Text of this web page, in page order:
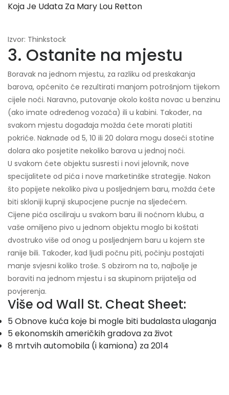
Koja Je Udata Za Mary Lou Retton
Izvor: Thinkstock
3. Ostanite na mjestu
Boravak na jednom mjestu, za razliku od preskakanja
barova, općenito će rezultirati manjom potrošnjom tijekom
cijele noći. Naravno, putovanje okolo košta novac u benzinu
(ako imate određenog vozača) ili u kabini. Također, na
svakom mjestu događaja možda ćete morati platiti
pokriće. Naknade od 5, 10 ili 20 dolara mogu doseći stotine
dolara ako posjetite nekoliko barova u jednoj noći.
U svakom ćete objektu susresti i novi jelovnik, nove
specijalitete od pića i nove marketinške strategije. Nakon
što popijete nekoliko piva u posljednjem baru, možda ćete
biti skloniji kupnji skupocjene pucnje na sljedećem.
Cijene pića osciliraju u svakom baru ili noćnom klubu, a
vaše omiljeno pivo u jednom objektu moglo bi koštati
dvostruko više od onog u posljednjem baru u kojem ste
ranije bili. Također, kad ljudi počnu piti, počinju postajati
manje svjesni koliko troše. S obzirom na to, najbolje je
boraviti na jednom mjestu i sa skupinom prijatelja od
povjerenja.
Više od Wall St. Cheat Sheet:
5 Obnove kuća koje bi mogle biti budalasta ulaganja
5 ekonomskih američkih gradova za život
8 mrtvih automobila (i kamiona) za 2014